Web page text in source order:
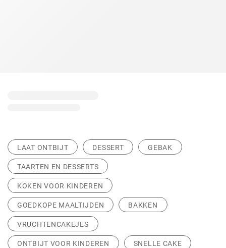
LAAT ONTBIJT DESSERT GEBAK
TAARTEN EN DESSERTS
KOKEN VOOR KINDEREN
GOEDKOPE MAALTIJDEN BAKKEN
VRUCHTENCAKEJES
ONTBIJT VOOR KINDEREN SNELLE CAKE